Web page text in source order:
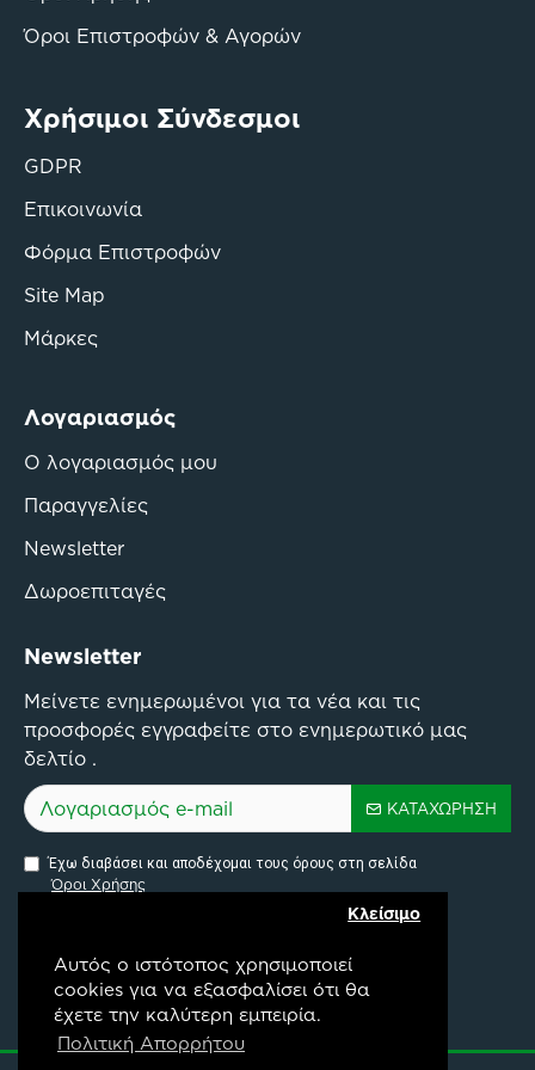
Αυτός ο ιστότοπος χρησιμοποιεί
cookies για να εξασφαλίσει ότι θα
έχετε την καλύτερη εμπειρία.
Πολιτική Απορρήτου
Κλείσιμο
Όροι Επιστροφών & Αγορών
Χρήσιμοι Σύνδεσμοι
GDPR
Επικοινωνία
Φόρμα Επιστροφών
Site Map
Μάρκες
Λογαριασμός
Ο λογαριασμός μου
Παραγγελίες
Newsletter
Δωροεπιταγές
Newsletter
Μείνετε ενημερωμένοι για τα νέα και τις
προσφορές εγγραφείτε στο ενημερωτικό μας
δελτίο .
ΚΑΤΑΧΏΡΗΣΗ
Έχω διαβάσει και αποδέχομαι τους όρους στη σελίδα
Όροι Χρήσης
Pylon Api Connectivity Project